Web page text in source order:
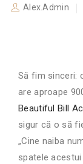
Alex.Admin
Să fim sinceri:
are aproape
Beautiful Bill
sigur că o să
„Cine naiba
spatele